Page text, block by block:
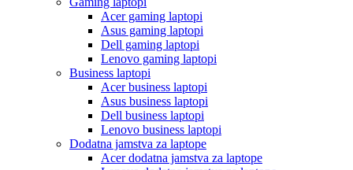
Acer gaming laptopi
Asus gaming laptopi
Dell gaming laptopi
Lenovo gaming laptopi
Business laptopi
Acer business laptopi
Asus business laptopi
Dell business laptopi
Lenovo business laptopi
Dodatna jamstva za laptope
Acer dodatna jamstva za laptope